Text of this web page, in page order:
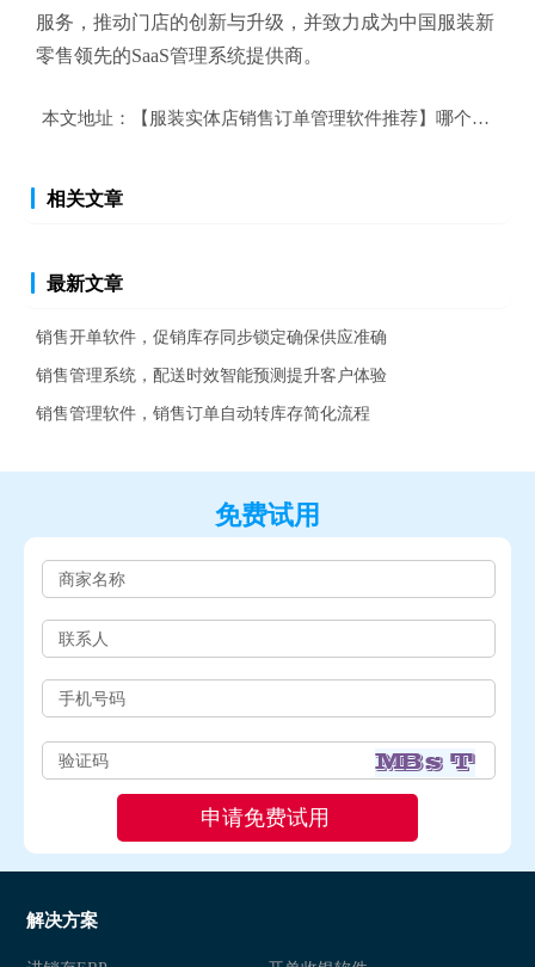
服务，推动门店的创新与升级，并致力成为中国服装新
零售领先的SaaS管理系统提供商。
本文地址： 【服装实体店销售订单管理软件推荐】哪个好？
相关文章
最新文章
销售开单软件，促销库存同步锁定确保供应准确
销售管理系统，配送时效智能预测提升客户体验
销售管理软件，销售订单自动转库存简化流程
免费试用
解决方案